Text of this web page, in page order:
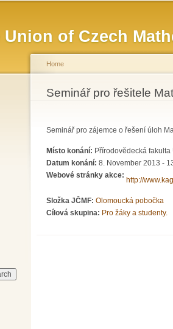
Union of Czech
You are here
Home
Seminář pro řešitele
Seminář pro zájemce o řešení úloh
Místo konání: Přírodovědecká
Datum konání: 8. November 2013 -
Webové stránky akce:
http://
Složka JČMF: Olomoucká pobočka
Cílová skupina: Pro žáky a studenty.